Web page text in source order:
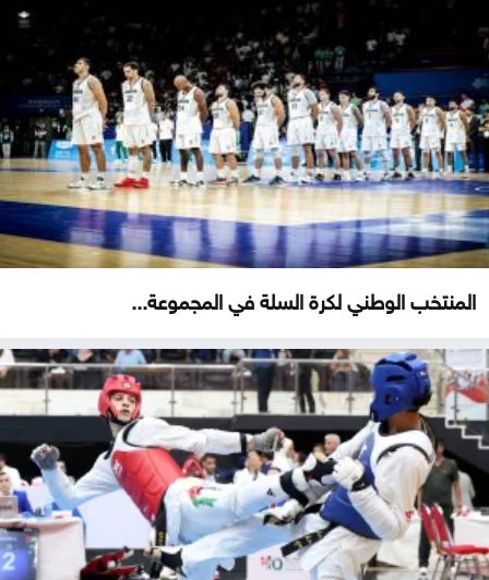
المنتخب الوطني لكرة السلة في المجموعة...